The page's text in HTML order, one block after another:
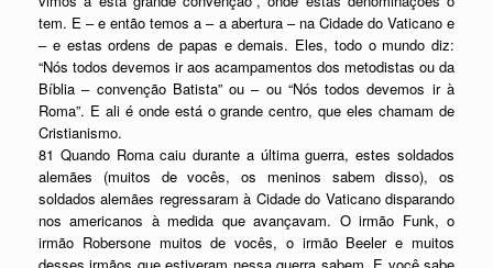
tem. E – e então temos a – a abertura – na Cidade do Vaticano e
– e estas ordens de papas e demais. Eles, todo o mundo diz:
“Nós todos devemos ir aos acampamentos dos metodistas ou da
Bíblia – convenção Batista” ou – ou “Nós todos devemos ir à
Roma”. E ali é onde está o grande centro, que eles chamam de
Cristianismo.
81 Quando Roma caiu durante a última guerra, estes soldados
alemães (muitos de vocês, os meninos sabem disso), os
soldados alemães regressaram à Cidade do Vaticano disparando
nos americanos à medida que avançavam. O irmão Funk, o
irmão Robersone muitos de vocês, o irmão Beeler e muitos
desses irmãos que estiveram nessa guerra sabem. E você sabe